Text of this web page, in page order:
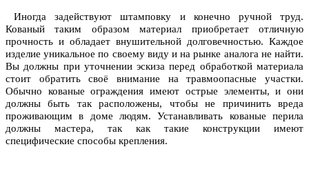
Иногда задействуют штамповку и конечно ручной труд.
Кованый таким образом материал приобретает отличную
прочность и обладает внушительной долговечностью. Каждое
изделие уникальное по своему виду и на рынке аналога не найти.
Вы должны при уточнении эскиза перед обработкой материала
стоит обратить своё внимание на травмоопасные участки.
Обычно кованые ограждения имеют острые элементы, и они
должны быть так расположены, чтобы не причинить вреда
проживающим в доме людям. Устанавливать кованые перила
должны мастера, так как такие конструкции имеют
специфические способы крепления.